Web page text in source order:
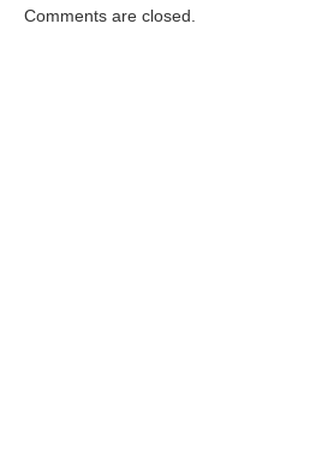
Comments are closed.